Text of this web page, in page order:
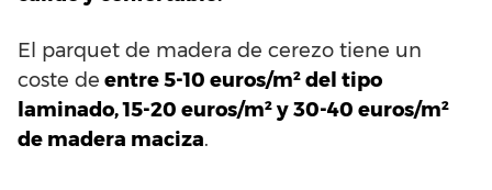
El parquet de madera de cerezo tiene un
coste de entre 5-10 euros/m² del tipo
laminado, 15-20 euros/m² y 30-40 euros/m²
de madera maciza.